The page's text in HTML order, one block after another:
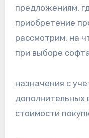
предложениям,
приобретение
рассмотрим, на
при выборе
назначения с
дополнительных
стоимости